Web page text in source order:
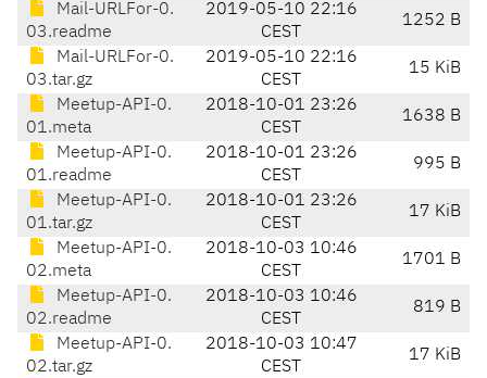
Mail-URLFor-0.
03.readme
2019-05-10 22:16
CEST
1252 B
Mail-URLFor-0.
03.tar.gz
2019-05-10 22:16
CEST
15 KiB
Meetup-API-0.
01.meta
2018-10-01 23:26
CEST
1638 B
Meetup-API-0.
01.readme
2018-10-01 23:26
CEST
995 B
Meetup-API-0.
01.tar.gz
2018-10-01 23:26
CEST
17 KiB
Meetup-API-0.
02.meta
2018-10-03 10:46
CEST
1701 B
Meetup-API-0.
02.readme
2018-10-03 10:46
CEST
819 B
Meetup-API-0.
02.tar.gz
2018-10-03 10:47
CEST
17 KiB